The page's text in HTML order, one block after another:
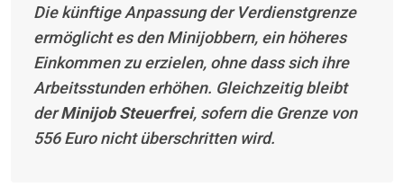
Die künftige Anpassung der Verdienstgrenze
ermöglicht es den Minijobbern, ein höheres
Einkommen zu erzielen, ohne dass sich ihre
Arbeitsstunden erhöhen. Gleichzeitig bleibt
derMinijob Steuerfrei, sofern die Grenze von
556 Euro nicht überschritten wird.